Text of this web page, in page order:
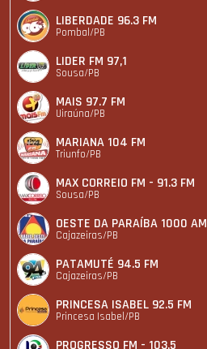
LIBERDADE 96.3 FM
Pombal/PB
LIDER FM 97,1
Sousa/PB
MAIS 97.7 FM
Uiraúna/PB
MARIANA 104 FM
Triunfo/PB
MAX CORREIO FM - 91.3 FM
Sousa/PB
OESTE DA PARAÍBA 1000 AM
Cajazeiras/PB
PATAMUTÉ 94.5 FM
Cajazeiras/PB
PRINCESA ISABEL 92.5 FM
Princesa Isabel/PB
PROGRESSO FM - 103,5